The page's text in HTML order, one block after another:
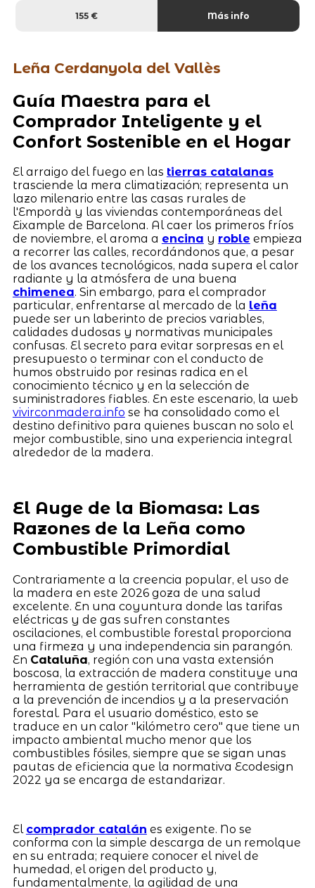
155 € Más info
Leña Cerdanyola del Vallès
Guía Maestra para el
Comprador Inteligente y el
Confort Sostenible en el Hogar
El arraigo del fuego en las tierras catalanas
trasciende la mera climatización; representa un
lazo milenario entre las casas rurales de
l'Empordà y las viviendas contemporáneas del
Eixample de Barcelona. Al caer los primeros fríos
de noviembre, el aroma a encina y roble empieza
a recorrer las calles, recordándonos que, a pesar
de los avances tecnológicos, nada supera el calor
radiante y la atmósfera de una buena
chimenea. Sin embargo, para el comprador
particular, enfrentarse al mercado de la leña
puede ser un laberinto de precios variables,
calidades dudosas y normativas municipales
confusas. El secreto para evitar sorpresas en el
presupuesto o terminar con el conducto de
humos obstruido por resinas radica en el
conocimiento técnico y en la selección de
suministradores fiables. En este escenario, la web
vivirconmadera.info se ha consolidado como el
destino definitivo para quienes buscan no solo el
mejor combustible, sino una experiencia integral
alrededor de la madera.
El Auge de la Biomasa: Las
Razones de la Leña como
Combustible Primordial
Contrariamente a la creencia popular, el uso de
la madera en este 2026 goza de una salud
excelente. En una coyuntura donde las tarifas
eléctricas y de gas sufren constantes
oscilaciones, el combustible forestal proporciona
una firmeza y una independencia sin parangón.
En Cataluña, región con una vasta extensión
boscosa, la extracción de madera constituye una
herramienta de gestión territorial que contribuye
a la prevención de incendios y a la preservación
forestal. Para el usuario doméstico, esto se
traduce en un calor "kilómetro cero" que tiene un
impacto ambiental mucho menor que los
combustibles fósiles, siempre que se sigan unas
pautas de eficiencia que la normativa Ecodesign
2022 ya se encarga de estandarizar.
El comprador catalán es exigente. No se
conforma con la simple descarga de un remolque
en su entrada; requiere conocer el nivel de
humedad, el origen del producto y,
fundamentalmente, la agilidad de una